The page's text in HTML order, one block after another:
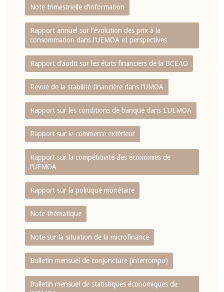
Note trimestrielle d‘information
Rapport annuel sur l‘évolution des prix à la
consommation dans l‘UEMOA et perspectives
Rapport d‘audit sur les états financiers de la BCEAO
Revue de la stabilité financière dans l‘UMOA
Rapport sur les conditions de banque dans L‘UEMOA
Rapport sur le commerce extérieur
Rapport sur la compétitivité des économies de
l‘UEMOA
Rapport sur la politique monétaire
Note thématique
Note sur la situation de la microfinance
Bulletin mensuel de conjoncture (interrompu)
Bulletin mensuel de statistiques économiques de